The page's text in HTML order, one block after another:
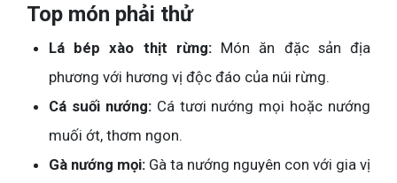
Top món phải thử
Lá bép xào thịt rừng:Món ăn đặc sản địa
phương với hương vị độc đáo của núi rừng.
Cá suối nướng:Cá tươi nướng mọi hoặc nướng
muối ớt, thơm ngon.
Gà nướng mọi: Gà ta nướng nguyên con với gia vị